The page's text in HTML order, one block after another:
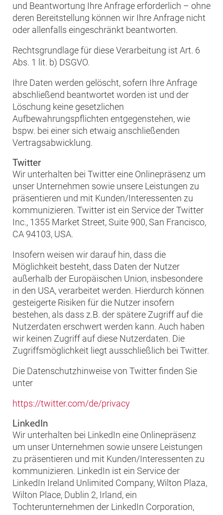
und Beantwortung Ihre Anfrage erforderlich – ohne
deren Bereitstellung können wir Ihre Anfrage nicht
oder allenfalls eingeschränkt beantworten.
Rechtsgrundlage für diese Verarbeitung ist Art. 6
Abs. 1 lit. b) DSGVO.
Ihre Daten werden gelöscht, sofern Ihre Anfrage
abschließend beantwortet worden ist und der
Löschung keine gesetzlichen
Aufbewahrungspflichten entgegenstehen, wie
bspw. bei einer sich etwaig anschließenden
Vertragsabwicklung.
Twitter
Wir unterhalten bei Twitter eine Onlinepräsenz um
unser Unternehmen sowie unsere Leistungen zu
präsentieren und mit Kunden/Interessenten zu
kommunizieren. Twitter ist ein Service der Twitter
Inc., 1355 Market Street, Suite 900, San Francisco,
CA 94103, USA.
Insofern weisen wir darauf hin, dass die
Möglichkeit besteht, dass Daten der Nutzer
außerhalb der Europäischen Union, insbesondere
in den USA, verarbeitet werden. Hierdurch können
gesteigerte Risiken für die Nutzer insofern
bestehen, als dass z.B. der spätere Zugriff auf die
Nutzerdaten erschwert werden kann. Auch haben
wir keinen Zugriff auf diese Nutzerdaten. Die
Zugriffsmöglichkeit liegt ausschließlich bei Twitter.
Die Datenschutzhinweise von Twitter finden Sie
unter
https://twitter.com/de/privacy
LinkedIn
Wir unterhalten bei LinkedIn eine Onlinepräsenz
um unser Unternehmen sowie unsere Leistungen
zu präsentieren und mit Kunden/Interessenten zu
kommunizieren. LinkedIn ist ein Service der
LinkedIn Ireland Unlimited Company, Wilton Plaza,
Wilton Place, Dublin 2, Irland, ein
Tochterunternehmen der LinkedIn Corporation,